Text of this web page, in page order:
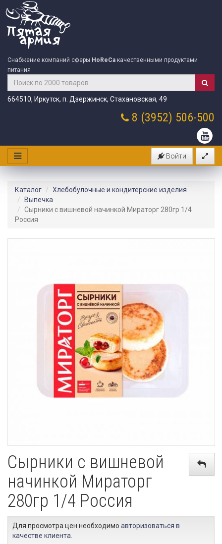
Снабжение компаний сферы HoReCa качественными продуктами
питания
664510, Иркутск, п. Дзержинск, Стахановская, 49
8 (3952) 506-500
Войти
Каталог
Хлебобулочные и кондитерские изделия
Выпечка
Сырники с вишневой начинкой Мираторг 280гр 1/4
Россия
Сырники с вишневой
начинкой Мираторг
280гр 1/4 Россия
Для просмотра цен необходимо авторизоваться в
качестве клиента